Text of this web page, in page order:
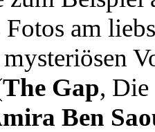
am
The Gap, Die
Ben